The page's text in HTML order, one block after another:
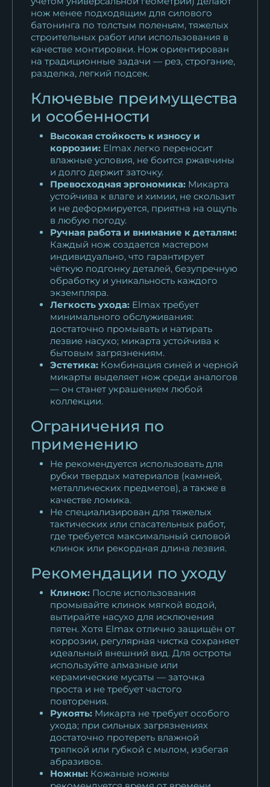
нож менее подходящим для силового
батонинга по толстым поленьям, тяжелых
строительных работ или использования в
качестве монтировки. Нож ориентирован
на традиционные задачи — рез, строгание,
разделка, легкий подсек.
Ключевые преимущества
и особенности
Высокая стойкость к износу и
коррозии: Elmax легко переносит
влажные условия, не боится ржавчины
и долго держит заточку.
Превосходная эргономика: Микарта
устойчива к влаге и химии, не скользит
и не деформируется, приятна на ощупь
в любую погоду.
Ручная работа и внимание к деталям:
Каждый нож создается мастером
индивидуально, что гарантирует
чёткую подгонку деталей, безупречную
обработку и уникальность каждого
экземпляра.
Легкость ухода: Elmax требует
минимального обслуживания:
достаточно промывать и натирать
лезвие насухо; микарта устойчива к
бытовым загрязнениям.
Эстетика: Комбинация синей и черной
микарты выделяет нож среди аналогов
— он станет украшением любой
коллекции.
Ограничения по
применению
Не рекомендуется использовать для
рубки твердых материалов (камней,
металлических предметов), а также в
качестве ломика.
Не специализирован для тяжелых
тактических или спасательных работ,
где требуется максимальный силовой
клинок или рекордная длина лезвия.
Рекомендации по уходу
Клинок: После использования
промывайте клинок мягкой водой,
вытирайте насухо для исключения
пятен. Хотя Elmax отлично защищён от
коррозии, регулярная чистка сохраняет
идеальный внешний вид. Для остроты
используйте алмазные или
керамические мусаты — заточка
проста и не требует частого
повторения.
Рукоять: Микарта не требует особого
ухода; при сильных загрязнениях
достаточно протереть влажной
тряпкой или губкой с мылом, избегая
абразивов.
Ножны: Кожаные ножны